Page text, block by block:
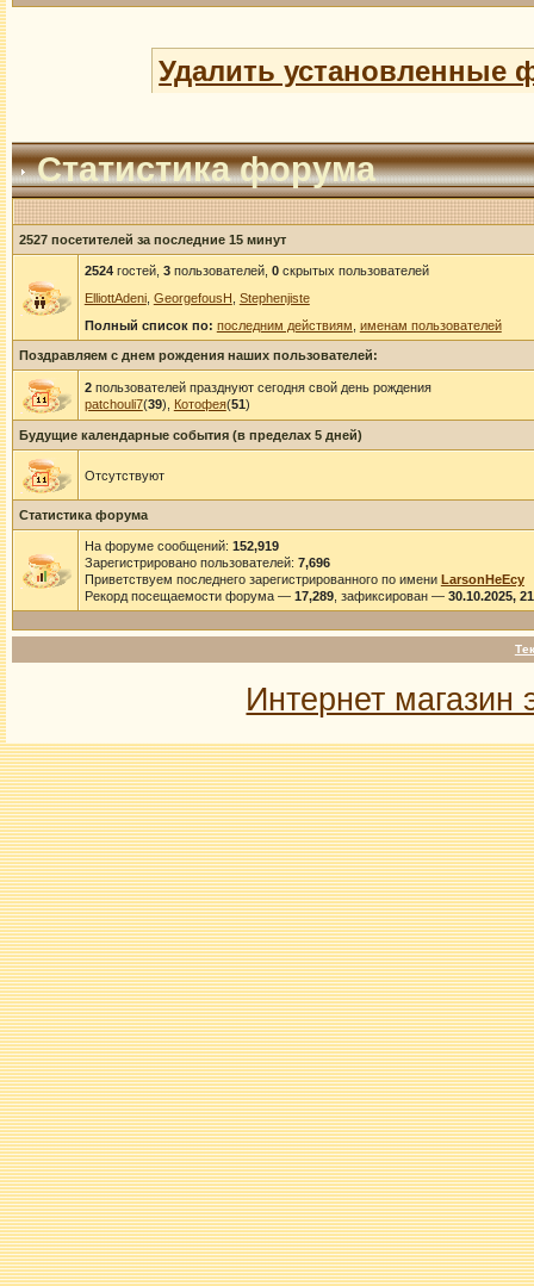
Удалить установленные
Статистика форума
2527 посетителей за последние 15 минут
2524гостей, 3пользователей, 0скрытых пользователей
ElliottAdeni, GeorgefousH Stephenjiste
Полный список по: последним действиям именам пользователей
Поздравляем с днем рождения наших пользователей:
2пользователей празднуют сегодня свой день рождения
patchouli7(39), Котофея(51)
Будущие календарные события (в пределах 5 дней)
Отсутствуют
Статистика форума
На форуме сообщений: 152,919
Зарегистрировано пользователей: 7,696
Приветствуем последнего зарегистрированного по имени LarsonHeEcy
Рекорд посещаемости форума — 17,289, зафиксирован — 30.10.2025,
Интернет